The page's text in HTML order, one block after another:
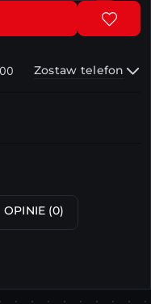
Zostaw telefon
OPINIE (0)